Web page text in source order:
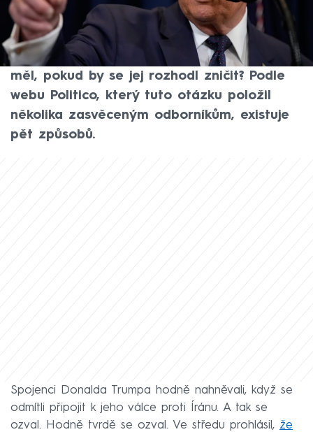
Americký prezident Donald Trump od svého
loňského návratu do Bílého domu
soustavně kritizuje NATO. Jaké možnosti by
měl, pokud by se jej rozhodl zničit? Podle
webu Politico, který tuto otázku položil
několika zasvěceným odborníkům, existuje
pět způsobů.
Spojenci Donalda Trumpa hodně nahněvali, když se
odmítli připojit k jeho válce proti Íránu. A tak se
ozval. Hodně tvrdě se ozval. Ve středu prohlásil, že